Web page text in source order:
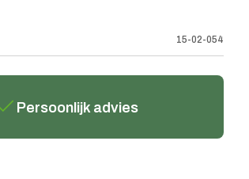
15-02-054
Persoonlijk advies